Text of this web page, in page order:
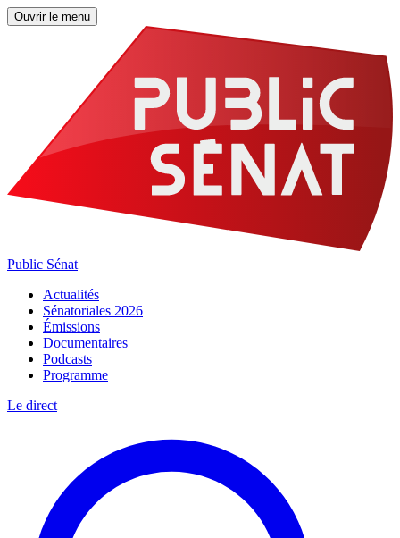
Ouvrir le menu
Public Sénat
Actualités
Sénatoriales 2026
Émissions
Documentaires
Podcasts
Programme
Le direct